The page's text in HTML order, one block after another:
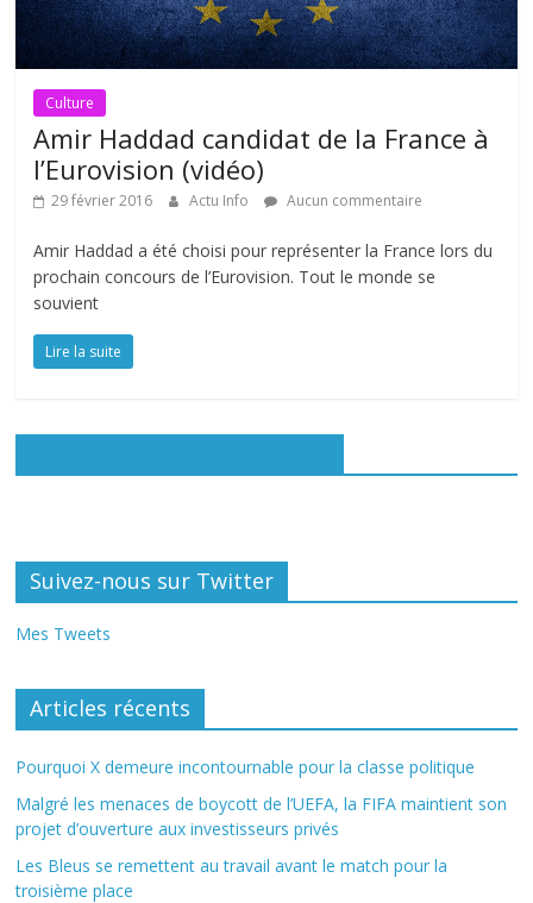
Culture
Amir Haddad candidat de la France à
l’Eurovision (vidéo)
29 février 2016 Actu Info Aucun commentaire
Amir Haddad a été choisi pour représenter la France lors du
prochain concours de l’Eurovision. Tout le monde se
souvient
Lire la suite
Suivez-nous sur Twitter
Mes Tweets
Articles récents
Pourquoi X demeure incontournable pour la classe politique
Malgré les menaces de boycott de l’UEFA, la FIFA maintient son
projet d’ouverture aux investisseurs privés
Les Bleus se remettent au travail avant le match pour la
troisième place